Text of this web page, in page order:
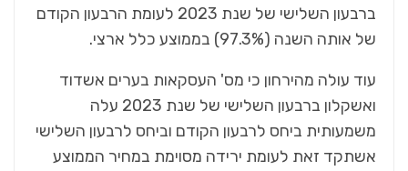
ברבעון השלישי של שנת 2023 לעומת הרבעון הקודם
של אותה השנה (97.3%) בממוצע כלל ארצי.
עוד עולה מהירחון כי מס' העסקאות בערים אשדוד
ואשקלון ברבעון השלישי של שנת 2023 עלה
משמעותית ביחס לרבעון הקודם וביחס לרבעון השלישי
אשתקד זאת לעומת ירידה מסוימת במחיר הממוצע